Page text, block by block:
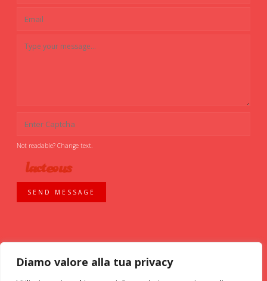
Diamo valore alla tua privacy
Not readable? Change text.
SEND MESSAGE